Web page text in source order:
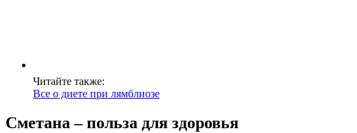
Читайте также:
Все о диете при лямблиозе
Сметана – польза для здоровья